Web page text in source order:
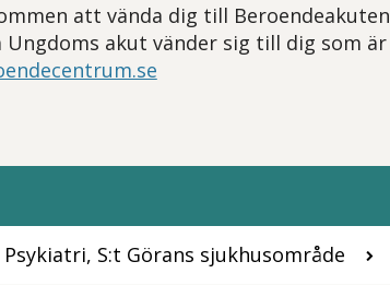
att vända dig till Beroendeakuten
akut vänder sig till dig som är
S:t Görans sjukhusområde